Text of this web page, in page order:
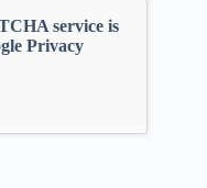
service is
Privacy